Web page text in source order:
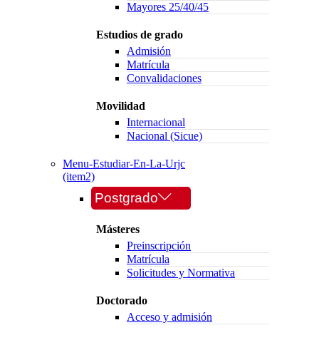
Mayores 25/40/45
Estudios de grado
Admisión
Matrícula
Convalidaciones
Movilidad
Internacional
Nacional (Sicue)
Menu-Estudiar-En-La-Urjc
(item2)
Postgrado
Másteres
Preinscripción
Matrícula
Solicitudes y Normativa
Doctorado
Acceso y admisión